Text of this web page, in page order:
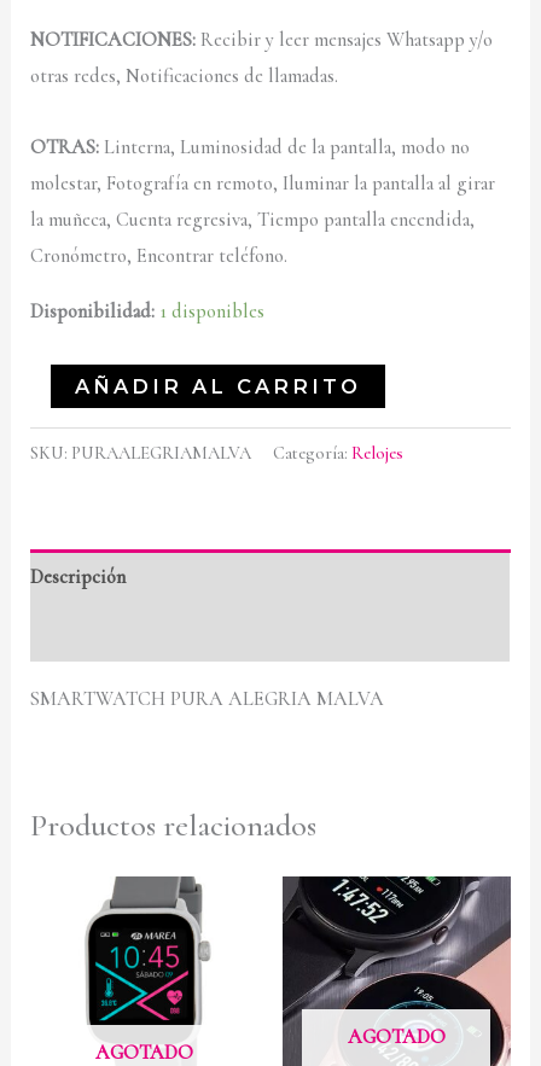
NOTIFICACIONES: Recibir y leer mensajes Whatsapp y/o
otras redes, Notificaciones de llamadas.
OTRAS: Linterna, Luminosidad de la pantalla, modo no
molestar, Fotografía en remoto, Iluminar la pantalla al girar
la muñeca, Cuenta regresiva, Tiempo pantalla encendida,
Cronómetro, Encontrar teléfono.
Disponibilidad: 1 disponibles
AÑADIR AL CARRITO
SKU: PURAALEGRIAMALVA Categoría:Relojes
Descripción
SMARTWATCH PURA ALEGRIA MALVA
Productos relacionados
AGOTADO
AGOTADO